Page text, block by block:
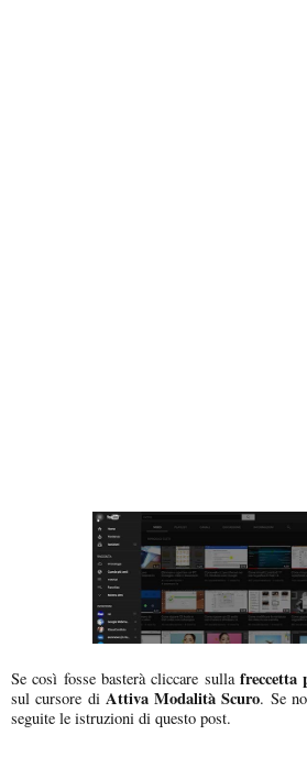
Se così fosse basterà cliccare sulla freccetta
sul cursore diAttiva Modalità Scuro. Se
seguite le istruzioni di questo post.